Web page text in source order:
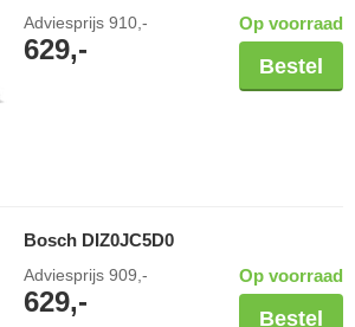
Adviesprijs 910,-
629,-
Op voorraad
Bestel
Bosch DIZ0JC5D0
Adviesprijs 909,-
629,-
Op voorraad
Bestel